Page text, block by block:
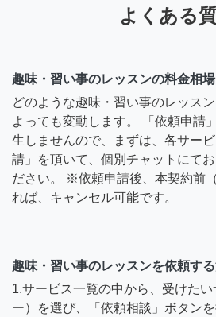
よくある
趣味・習い事のレッスンの料金相場
どのような趣味・習い事のレッス
よっても変動します。 「依頼申請
生しませんので、まずは、各サー
請」を頂いて、個別チャットにて
ださい。 ※依頼申請後、本契約前
れば、キャンセル可能です。
趣味・習い事のレッスンを依頼す
1.サービス一覧の中から、受けた
ー）を選び、「依頼相談」ボタン